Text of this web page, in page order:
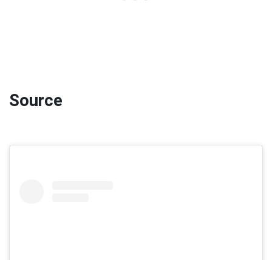
Source